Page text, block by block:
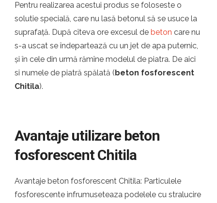
Pentru realizarea acestui produs se foloseste o
solutie specială, care nu lasă betonul să se usuce la
suprafață. După cîteva ore excesul de beton care nu
s-a uscat se îndepartează cu un jet de apa puternic,
și în cele din urmă rămîne modelul de piatra. De aici
si numele de piatră spălată (beton fosforescent
Chitila).
Avantaje utilizare beton
fosforescent Chitila
Avantaje beton fosforescent Chitila: Particulele
fosforescente infrumuseteaza podelele cu stralucire